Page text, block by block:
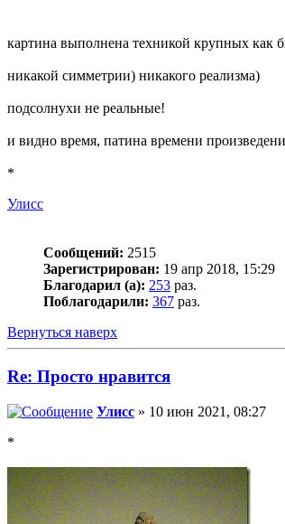
картина выполнена техникой крупных как
никакой симметрии) никакого реализма)
подсолнухи не реальные!
и видно время, патина времени
*
Улисс
Сообщений: 2515
Зарегистрирован: 19 апр 2018, 15:29
Благодарил (а): 253 раз.
Поблагодарили: 367 раз.
Вернуться наверх
Re: Просто нравится
Улисс » 10 июн 2021, 08:27
*